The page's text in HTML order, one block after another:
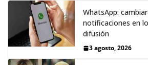
WhatsApp:
notificaciones en
difusión
3 agosto, 2026